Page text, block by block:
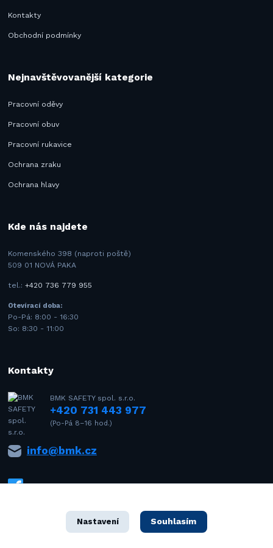
Kontakty
Obchodní podmínky
Nejnavštěvovanější kategorie
Pracovní oděvy
Pracovní obuv
Pracovní rukavice
Ochrana zraku
Ochrana hlavy
Kde nás najdete
Komenského 398 (naproti poště)
509 01 NOVÁ PAKA
tel.:+420 736 779 955
Otevírací doba:
Po-Pá: 8:00 - 16:30
So: 8:30 - 11:00
Kontakty
BMK SAFETY spol. s.r.o.
+420 731 443 977
(Po-Pá 8–16 hod.)
info@bmk.cz
Nastavení Souhlasím